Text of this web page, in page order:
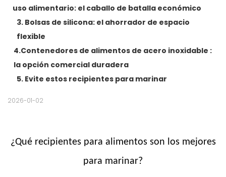
uso alimentario: el caballo de batalla económico
3. Bolsas de silicona: el ahorrador de espacio
flexible
4.Contenedores de alimentos de acero inoxidable :
la opción comercial duradera
5. Evite estos recipientes para marinar
2026-01-02
¿Qué recipientes para alimentos son los mejores
para marinar?